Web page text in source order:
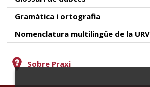
Gramàtica i ortografia
Nomenclatura multilingüe de la URV
Sobre Praxi